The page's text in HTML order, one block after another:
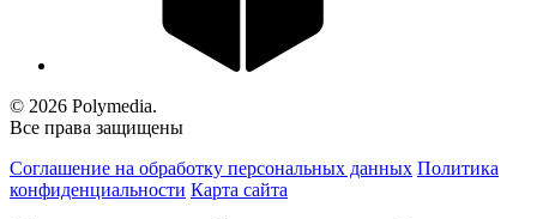
© 2026 Polymedia.
Все права защищены
Соглашение на обработку персональных данных Политика
конфиденциальности Карта сайта